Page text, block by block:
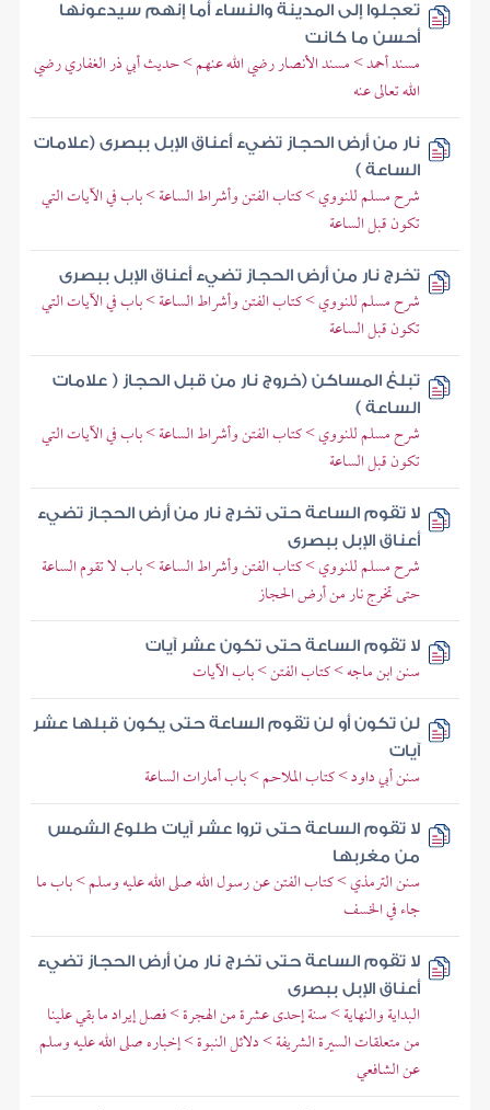
تعجلوا إلى المدينة والنساء أما إنهم سيدعونها
أحسن ما كانت
مسند أحمد > مسند الأنصار رضي الله عنهم > حديث أبي ذر الغفاري رضي
الله تعالى عنه
نار من أرض الحجاز تضيء أعناق الإبل ببصرى (علامات
الساعة )
شرح مسلم للنووي > كتاب الفتن وأشراط الساعة > باب في الآيات التي
تكون قبل الساعة
تخرج نار من أرض الحجاز تضيء أعناق الإبل ببصرى
شرح مسلم للنووي > كتاب الفتن وأشراط الساعة > باب في الآيات التي
تكون قبل الساعة
تبلغ المساكن (خروج نار من قبل الحجاز ( علامات
الساعة )
شرح مسلم للنووي > كتاب الفتن وأشراط الساعة > باب في الآيات التي
تكون قبل الساعة
لا تقوم الساعة حتى تخرج نار من أرض الحجاز تضيء
أعناق الإبل ببصرى
شرح مسلم للنووي > كتاب الفتن وأشراط الساعة > باب لا تقوم الساعة
حتى تخرج نار من أرض الحجاز
لا تقوم الساعة حتى تكون عشر آيات
سنن ابن ماجه > كتاب الفتن > باب الآيات
لن تكون أو لن تقوم الساعة حتى يكون قبلها عشر
آيات
سنن أبي داود > كتاب الملاحم > باب أمارات الساعة
لا تقوم الساعة حتى تروا عشر آيات طلوع الشمس
من مغربها
سنن الترمذي > كتاب الفتن عن رسول الله صلى الله عليه وسلم > باب ما
جاء في الخسف
لا تقوم الساعة حتى تخرج نار من أرض الحجاز تضيء
أعناق الإبل ببصرى
البداية والنهاية > سنة إحدى عشرة من الهجرة > فصل إيراد ما بقي علينا
من متعلقات السيرة الشريفة > دلائل النبوة > إخباره صلى الله عليه وسلم
عن الشافعي